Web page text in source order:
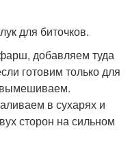
для биточков.
добавляем туда
готовим только для
вымешиваем.
в сухарях и
сторон на сильном